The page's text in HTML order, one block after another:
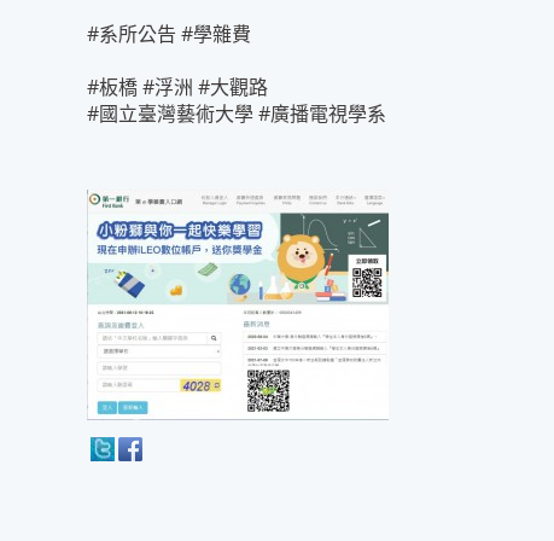
#系所公告 #學雜費
#板橋 #浮洲 #大觀路
#國立臺灣藝術大學 #廣播電視學系